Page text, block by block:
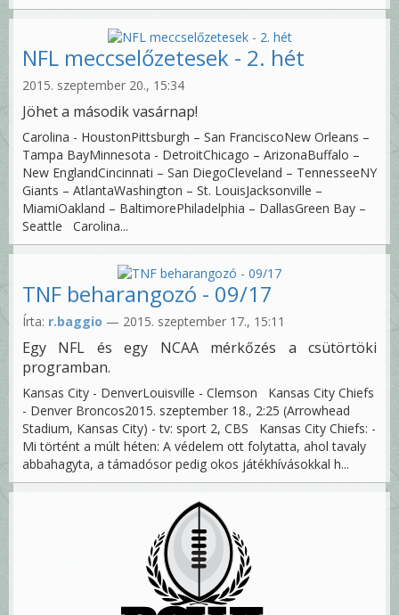
NFL meccselőzetesek - 2. hét
2015. szeptember 20., 15:34
Jöhet a második vasárnap!
Carolina - HoustonPittsburgh – San FranciscoNew Orleans –
Tampa BayMinnesota - DetroitChicago – ArizonaBuffalo –
New EnglandCincinnati – San DiegoCleveland – TennesseeNY
Giants – AtlantaWashington – St. LouisJacksonville –
MiamiOakland – BaltimorePhiladelphia – DallasGreen Bay –
Seattle Carolina...
TNF beharangozó - 09/17
Írta: r.baggio — 2015. szeptember 17., 15:11
Egy NFL és egy NCAA mérkőzés a csütörtöki
programban.
Kansas City - DenverLouisville - Clemson Kansas City Chiefs
- Denver Broncos2015. szeptember 18., 2:25 (Arrowhead
Stadium, Kansas City) - tv: sport 2, CBS Kansas City Chiefs: -
Mi történt a múlt héten: A védelem ott folytatta, ahol tavaly
abbahagyta, a támadósor pedig okos játékhívásokkal h...